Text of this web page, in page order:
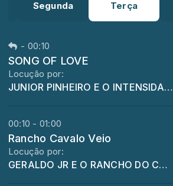
Segunda Terça
- 00:10
SONG OF LOVE
Locução por:
JUNIOR PINHEIRO E O INTENSIDADE
00:10 - 01:00
Rancho Cavalo Veio
Locução por:
GERALDO JR E O RANCHO DO CAVALO VEIO